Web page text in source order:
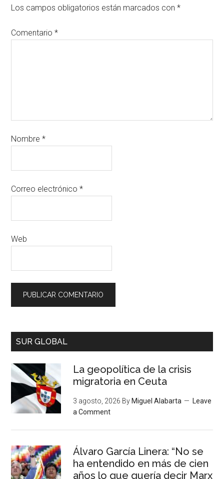
Los campos obligatorios están marcados con*
Comentario*
Nombre*
Correo electrónico*
Web
SUR GLOBAL
La geopolítica de la crisis
migratoria en Ceuta
3 agosto, 2026 By Miguel Alabarta
Leave
a Comment
Álvaro García Linera: “No se
ha entendido en más de cien
años lo que quería decir Marx